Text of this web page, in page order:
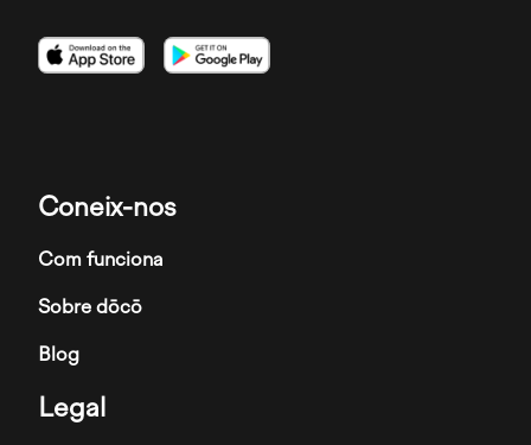
Imatge
Imatge Imatge
Coneix-nos
Com funciona
Sobre dōcō
Blog
Legal